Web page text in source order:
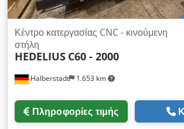
Halberstadt 1.653 km
Κέντρο κατεργασίας CNC - κινούμενη
στήλη
HEDELIUS C60 - 2000
Πληροφορίες τιμής